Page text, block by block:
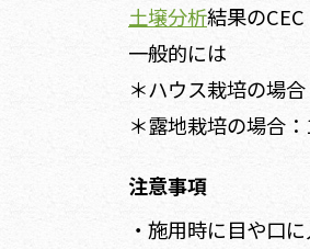
土壌分析結果の
一般的には
＊ハウス栽培の場
＊露地栽培の場合
注意事項
・施用時に目や口